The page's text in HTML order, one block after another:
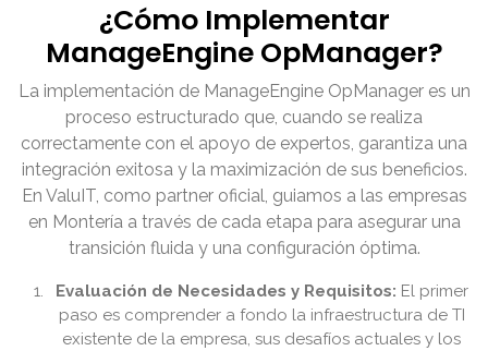
¿Cómo Implementar
ManageEngine OpManager?
La implementación de ManageEngine OpManager es un
proceso estructurado que, cuando se realiza
correctamente con el apoyo de expertos, garantiza una
integración exitosa y la maximización de sus beneficios.
En ValuIT, como partner oficial, guiamos a las empresas
en Montería a través de cada etapa para asegurar una
transición fluida y una configuración óptima.
Evaluación de Necesidades y Requisitos: El primer
paso es comprender a fondo la infraestructura de TI
existente de la empresa, sus desafíos actuales y los